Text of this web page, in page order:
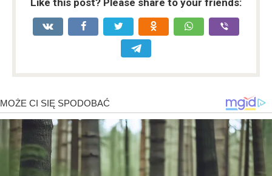
Like this post? Please share to your friends: